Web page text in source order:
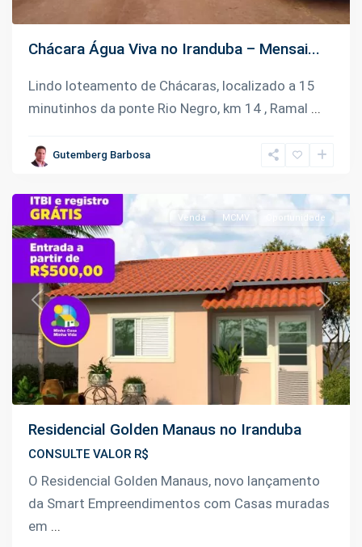
Chácara Água Viva no Iranduba – Mensai...
Lindo loteamento de Chácaras, localizado a 15
minutinhos da ponte Rio Negro, km 14 , Ramal ...
Gutemberg Barbosa
Km
02
Rodovia
Braga,
Previous Next
Venda MCMV Oportunidade
Residencial Golden Manaus no Iranduba
CONSULTE VALOR R$
O Residencial Golden Manaus, novo lançamento
da Smart Empreendimentos com Casas muradas
em ...